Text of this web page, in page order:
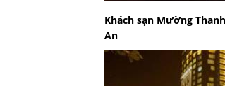
Khách sạn Mường
An